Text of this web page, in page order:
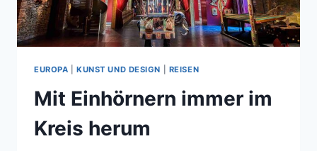
EUROPA |KUNST UND DESIGN REISEN
Mit Einhörnern immer im
Kreis herum